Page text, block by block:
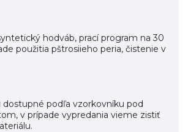
hodváb, prací program na 30
použitia pštrosiieho peria, čistenie v
dostupné podľa vzorkovníku pod
v prípade vypredania vieme zistiť